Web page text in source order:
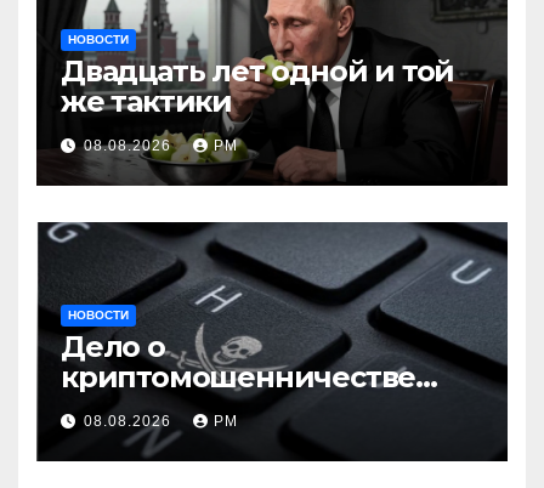
НОВОСТИ
Двадцать лет одной и той
же тактики
08.08.2026 РМ
НОВОСТИ
Дело о
криптомошенничестве
оборачивают в содействие
терроризму
08.08.2026 РМ